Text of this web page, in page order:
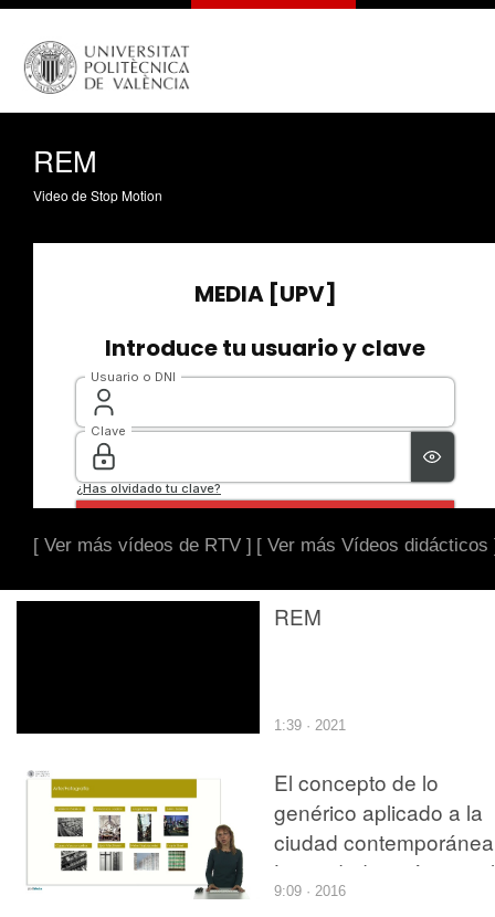
REM
Video de Stop Motion
[ Ver más vídeos de RTV ] [ Ver más Vídeos didácticos
REM
1:39 · 2021
El concepto de lo
genérico aplicado a la
ciudad
La ciudad genérica y el
espacio basura de
9:09 · 2016